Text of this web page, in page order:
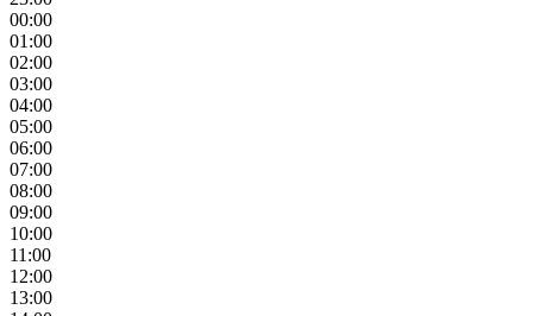
00:00
01:00
02:00
03:00
04:00
05:00
06:00
07:00
08:00
09:00
10:00
11:00
12:00
13:00